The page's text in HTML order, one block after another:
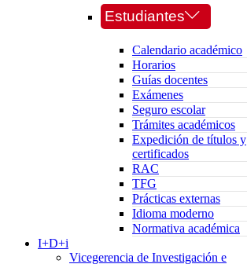
Estudiantes
Calendario académico
Horarios
Guías docentes
Exámenes
Seguro escolar
Trámites académicos
Expedición de títulos y
certificados
RAC
TFG
Prácticas externas
Idioma moderno
Normativa académica
I+D+i
Vicegerencia de Investigación e